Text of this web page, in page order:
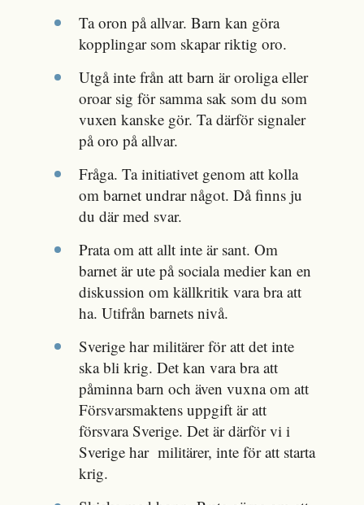
Ta oron på allvar. Barn kan göra
kopplingar som skapar riktig oro.
Utgå inte från att barn är oroliga eller
oroar sig för samma sak som du som
vuxen kanske gör. Ta därför signaler
på oro på allvar.
Fråga. Ta initiativet genom att kolla
om barnet undrar något. Då finns ju
du där med svar.
Prata om att allt inte är sant. Om
barnet är ute på sociala medier kan en
diskussion om källkritik vara bra att
ha. Utifrån barnets nivå.
Sverige har militärer för att det inte
ska bli krig. Det kan vara bra att
påminna barn och även vuxna om att
Försvarsmaktens uppgift är att
försvara Sverige. Det är därför vi i
Sverige har militärer, inte för att starta
krig.